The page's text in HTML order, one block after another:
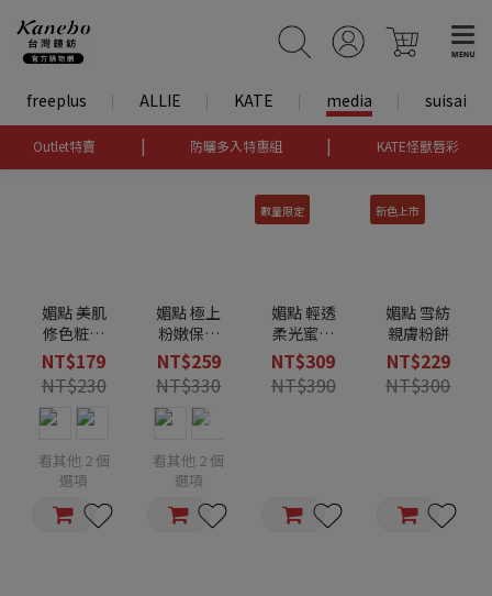
freeplus ALLIE KATE media suisai
Outlet特賣 | 防曬多入特惠組 | KATE怪獸唇彩
媚點 美肌
修色粧前
乳 / 防曬無
瑕粧前乳
NT$179
NT$230
看其他 2 個
選項
媚點 極上
粉嫩保濕
粉底霜
NT$259
NT$330
看其他 2 個
選項
數量限定
媚點 輕透
柔光蜜粉
隨行版限
定組
NT$309
NT$390
新色上市
媚點 雪紡
親膚粉餅
NT$229
NT$300